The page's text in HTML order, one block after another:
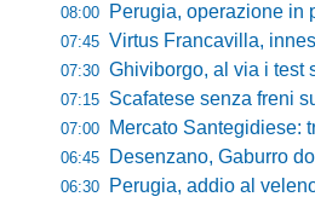
08:00 Perugia, operazione in
07:45 Virtus Francavilla, innesto verde
07:30 Ghiviborgo, al via i test sul campo:
07:15 Scafatese senza freni sul
07:00 Mercato Santegidiese: tre mosse
06:45 Desenzano, Gaburro dopo il successo nel
06:30 Perugia, addio al veleno di Tedesco: